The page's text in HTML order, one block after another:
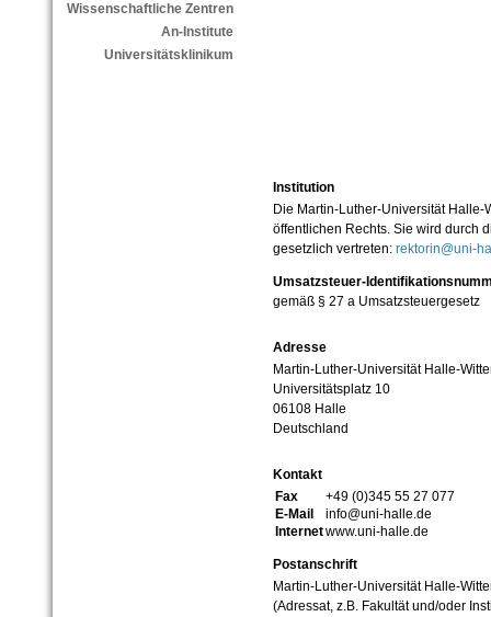
Wissenschaftliche Zentren
An-Institute
Universitätsklinikum
Institution
Die Martin-Luther-Universität
öffentlichen Rechts. Sie wird durch
gesetzlich vertreten: rektorin@uni-
Umsatzsteuer-
gemäß § 27 a Umsatzsteuergesetz
Adresse
Martin-Luther-Universität Halle-
Universitätsplatz 10
06108 Halle
Deutschland
Kontakt
Fax
+49 (0)345 55 27 077
E-Mail
info@uni-halle.de
Internetwww.uni-halle.de
Postanschrift
Martin-Luther-Universität Halle-
(Adressat, z.B. Fakultät und/oder